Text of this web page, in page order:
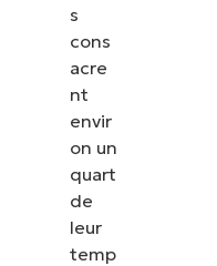
s
cons
acre
nt
envir
on un
quart
de
leur
temp